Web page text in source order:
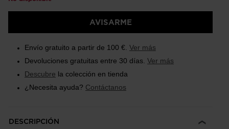
One
selected
AVISARME
Envío gratuito a partir de 100 €. Ver más
Devoluciones gratuitas entre 30 días. Ver más
Descubre la colección en tienda
¿Necesita ayuda? Contáctanos
DESCRIPCIÓN